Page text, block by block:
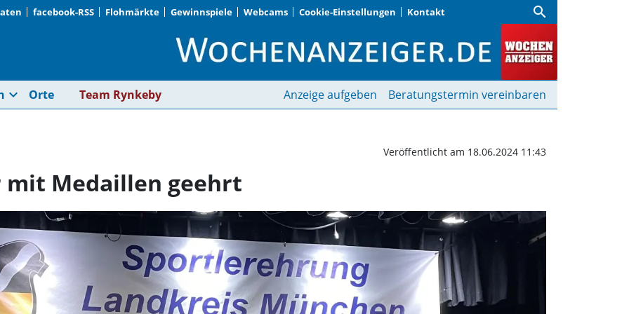
facebook-RSS Flohmärkte Gewinnspiele Webcams Cookie-Einstellungen Kontakt search
Erfolgreiche Sportler mit Medaillen geehrt |
expand_more Orte Team Rynkeby Anzeige aufgeben Beratungstermin vereinbaren
Veröffentlicht am 18.06.2024 11:43
Medaillen geehrt